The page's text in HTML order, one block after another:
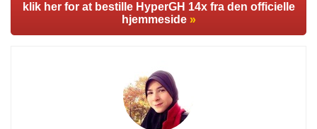
klik her for at bestille HyperGH 14x fra den officielle
hjemmeside »